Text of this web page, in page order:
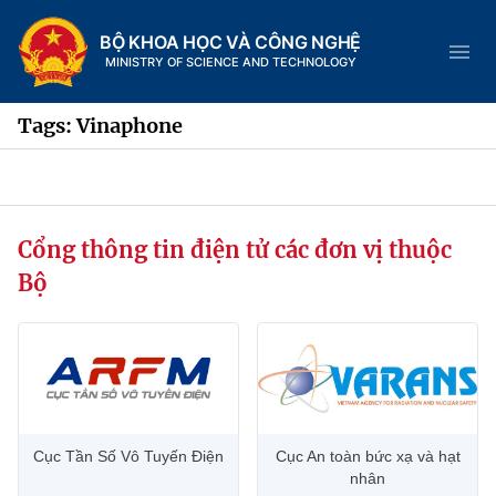
BỘ KHOA HỌC VÀ CÔNG NGHỆ
MINISTRY OF SCIENCE AND TECHNOLOGY
Trang chủ
Chức năng nhiệm vụ
Tin tức sự kiện
Hệ thống văn bản
Tags: Vinaphone
Cổng thông tin điện tử các đơn vị thuộc
Bộ
Cục Tần Số Vô Tuyến Điện
Cục An toàn bức xạ và hạt
nhân